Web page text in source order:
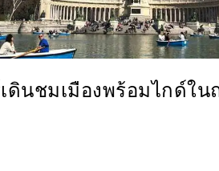
ดินชมเมืองพร้อมไกด์ใน